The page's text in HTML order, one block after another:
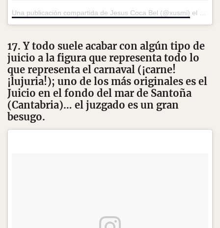
Una publicación compartida de Jesus Coca Bel (@xusmi) el
17. Y todo suele acabar con algún tipo de
juicio a la figura que representa todo lo
que representa el carnaval (¡carne!
¡lujuria!); uno de los más originales es el
Juicio en el fondo del mar de Santoña
(Cantabria)… el juzgado es un gran
besugo.